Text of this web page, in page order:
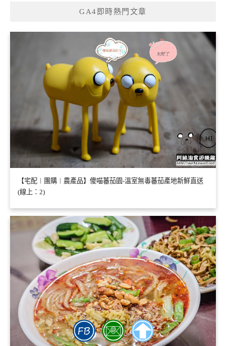
GA4即時熱門文章
【宅配︱團購︱農產品】傻喵蕃茄園-溫室無毒蕃茄產地新鮮直送
(線上：2)